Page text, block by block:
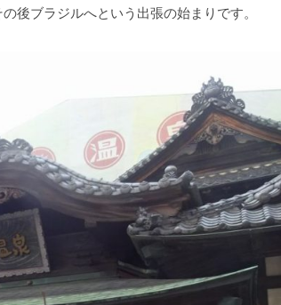
後ブラジルへという出張の始まりです。